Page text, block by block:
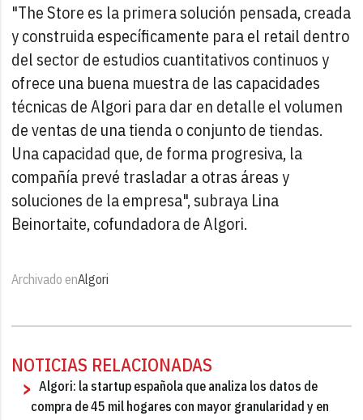
"The Store es la primera solución pensada, creada
y construida específicamente para el retail dentro
del sector de estudios cuantitativos continuos y
ofrece una buena muestra de las capacidades
técnicas de Algori para dar en detalle el volumen
de ventas de una tienda o conjunto de tiendas.
Una capacidad que, de forma progresiva, la
compañía prevé trasladar a otras áreas y
soluciones de la empresa", subraya Lina
Beinortaite, cofundadora de Algori.
Archivado enAlgori
NOTICIAS RELACIONADAS
Algori: la startup española que analiza los datos de
compra de 45 mil hogares con mayor granularidad y en